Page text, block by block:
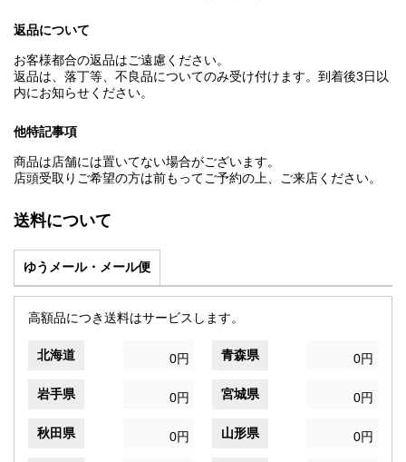
返品について
お客様都合の返品はご遠慮ください。
返品は、落丁等、不良品についてのみ受け付けます。到着後3日以
内にお知らせください。
他特記事項
商品は店舗には置いてない場合がございます。
店頭受取りご希望の方は前もってご予約の上、ご来店ください。
送料について
ゆうメール・メール便
高額品につき送料はサービスします。
北海道 0円 青森県 0円
岩手県 0円 宮城県 0円
秋田県 0円 山形県 0円